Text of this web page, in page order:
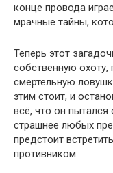
конце провода
мрачные тайны,
Теперь этот
собственную охоту,
смертельную
этим стоит, и
всё, что он пытался
страшнее любых
предстоит
противником.